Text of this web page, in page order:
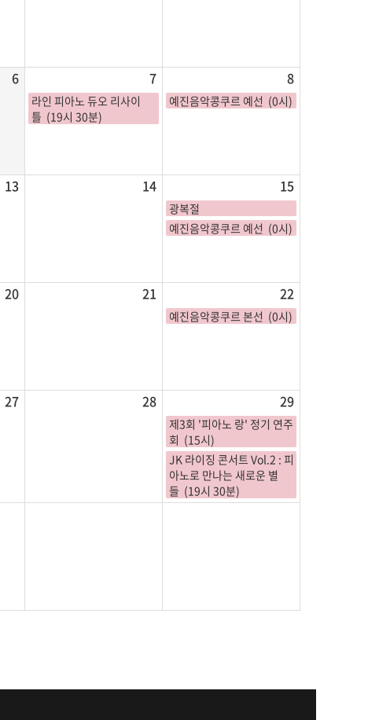
6 7
라인 피아노 듀오 리사이
틀 (19시 30분)
8
예진음악콩쿠르 예선 (0시)
13 14 15
광복절
예진음악콩쿠르 예선 (0시)
20 21 22
예진음악콩쿠르 본선 (0시)
27 28 29
제3회 '피아노 랑' 정기 연주
회 (15시)
JK 라이징 콘서트 Vol.2 : 피
아노로 만나는 새로운 별
들 (19시 30분)